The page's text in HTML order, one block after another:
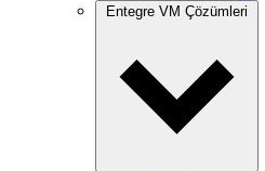
Entegre VM Çözümleri